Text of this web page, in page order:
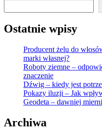
Ostatnie wpisy
Producent żelu do
marki własnej?
Roboty ziemne –
znaczenie
Dźwig – kiedy jest
Pokazy iluzji – Jak
Geodeta – dawniej
Archiwa